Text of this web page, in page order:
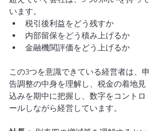
います。
税引後利益をどう残すか
内部留保をどう積み上げるか
金融機関評価をどう上げるか
この3つを意識できている経営者は、申
告調整の中身を理解し、税金の着地見
込みを期中に把握し、数字をコントロ
ールしながら経営しています。